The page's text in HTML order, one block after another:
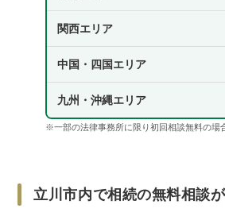
立川市で相続の無料相談をす
相談したい内容や事実関係
なるべく早めに相談する
事実関係に関するメモや、
録などの資料を持参する
東京都の相続トラブル事情｜
関西エリア
中国・四国エリア
九州・沖縄エリア
※一部の法律事務所に限り初回相談無料の場
立川市内で相続の無料相談